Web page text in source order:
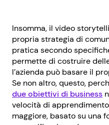
Insomma, il video
propria strategia di
pratica secondo
permette di costruire
l’azienda può basare il
Se non altro, questo,
due obiettivi di business
velocità di
maggiore, basato su una